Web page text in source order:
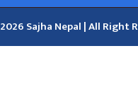
Sajha Nepal | All Right